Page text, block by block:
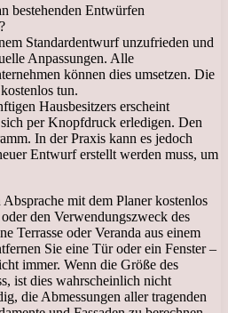
bestehenden Entwürfen
Standardentwurf unzufrieden und
Anpassungen. Alle
können dies umsetzen. Die
tun.
Hausbesitzers erscheint
per Knopfdruck erledigen. Den
In der Praxis kann es jedoch
Entwurf erstellt werden muss, um
mit dem Planer kostenlos
den Verwendungszweck des
Terrasse oder Veranda aus einem
Sie eine Tür oder ein Fenster –
immer. Wenn die Größe des
ist dies wahrscheinlich nicht
die Abmessungen aller tragenden